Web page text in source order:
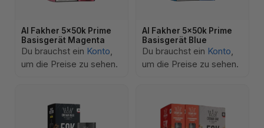
Al Fakher 5x50k Prime
Basisgerät Magenta
Du brauchst ein Konto,
um die Preise zu sehen.
Al Fakher 5x50k Prime
Basisgerät Blue
Du brauchst ein Konto,
um die Preise zu sehen.